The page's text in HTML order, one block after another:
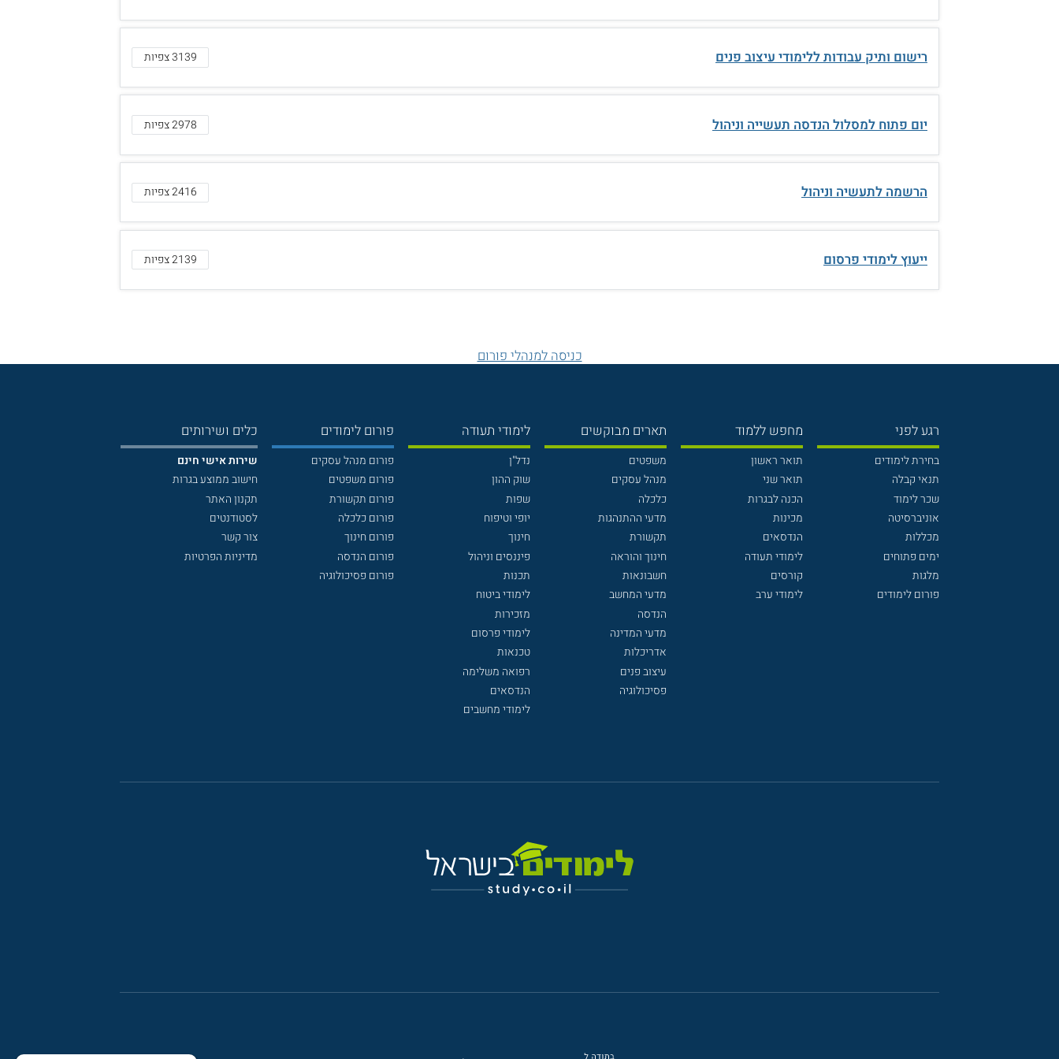
רישום ותיק עבודות ללימודי עיצוב פנים 3139 צפיות
יום פתוח למסלול הנדסה תעשייה וניהול 2978 צפיות
הרשמה לתעשיה וניהול 2416 צפיות
ייעוץ לימודי פרסום 2139 צפיות
כניסה למנהלי פורום
רגע לפני
בחירת לימודים
תנאי קבלה
שכר לימוד
אוניברסיטה
מכללות
ימים פתוחים
מלגות
פורום לימודים
מחפש ללמוד
תואר ראשון
תואר שני
הכנה לבגרות
מכינות
הנדסאים
לימודי תעודה
קורסים
לימודי ערב
תארים מבוקשים
משפטים
מנהל עסקים
כלכלה
מדעי ההתנהגות
תקשורת
חינוך והוראה
חשבונאות
מדעי המחשב
הנדסה
מדעי המדינה
אדריכלות
עיצוב פנים
פסיכולוגיה
לימודי תעודה
נדל"ן
שוק ההון
שפות
יופי וטיפוח
חינוך
פיננסים וניהול
תכנות
לימודי ביטוח
מזכירות
לימודי פרסום
טכנאות
רפואה משלימה
הנדסאים
לימודי מחשבים
פורום לימודים
פורום מנהל עסקים
פורום משפטים
פורום תקשורת
פורום כלכלה
פורום חינוך
פורום הנדסה
פורום פסיכולוגיה
כלים ושירותים
שירות אישי חינם
חישוב ממוצע בגרות
תקנון האתר
לסטודנטים
צור קשר
מדיניות הפרטיות